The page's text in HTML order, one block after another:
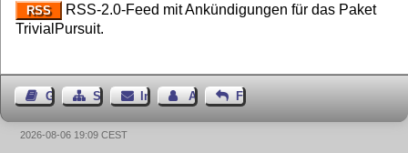
RSS
RSS-2.0-Feed mit Ankündigungen für das Paket
TrivialPursuit.
GästebuchSeiten-Struktur
ImpressumAutor kontaktieren
Feedback
2026-08-06 19:09 CEST